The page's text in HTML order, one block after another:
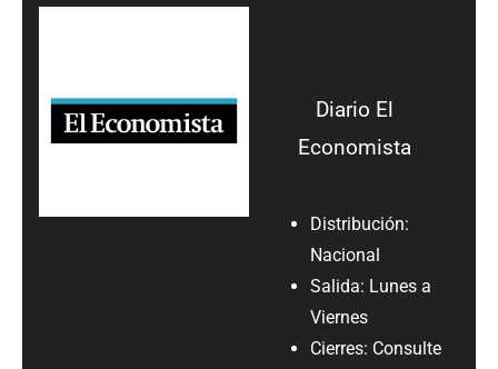
Diario El
Economista
Distribución:
Nacional
Salida: Lunes a
Viernes
Cierres: Consulte